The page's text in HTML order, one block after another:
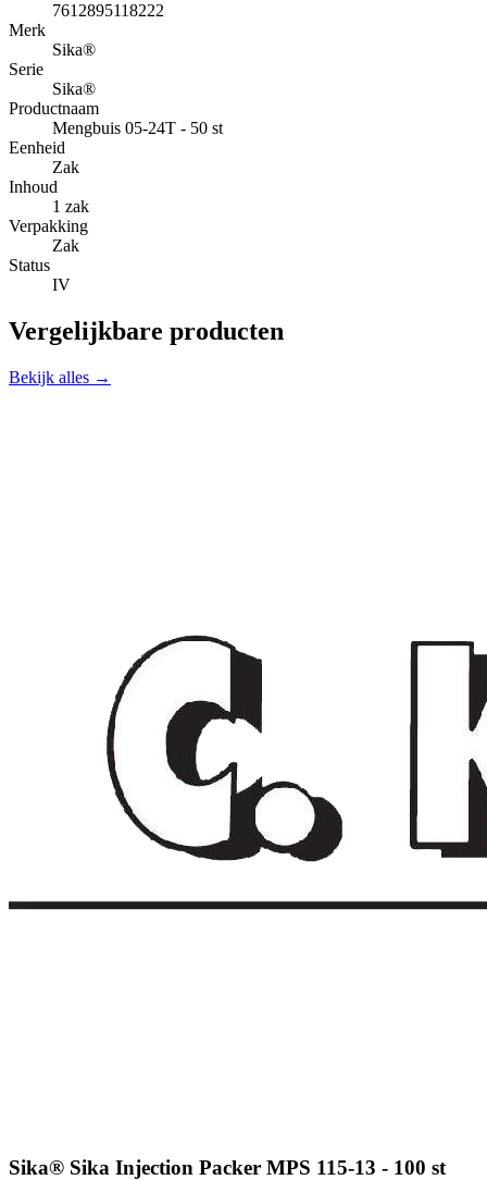
7612895118222
Merk
Sika®
Serie
Sika®
Productnaam
Mengbuis 05-24T - 50 st
Eenheid
Zak
Inhoud
1 zak
Verpakking
Zak
Status
IV
Vergelijkbare producten
Bekijk alles →
Sika® Sika Injection Packer MPS 115-13 - 100 st